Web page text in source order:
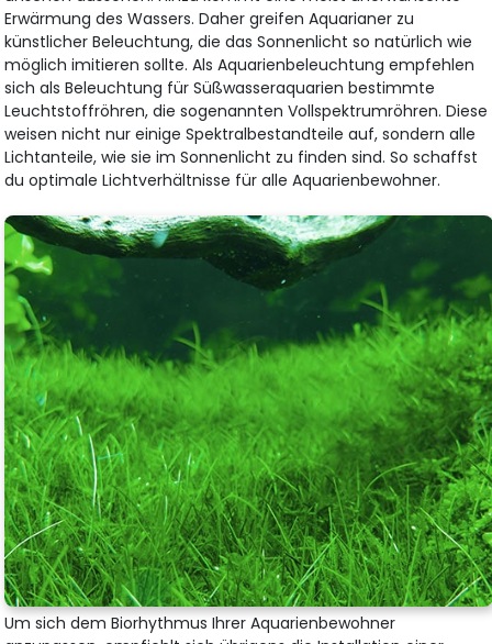
Erwärmung des Wassers. Daher greifen Aquarianer zu
künstlicher Beleuchtung, die das Sonnenlicht so natürlich wie
möglich imitieren sollte. Als Aquarienbeleuchtung empfehlen
sich als Beleuchtung für Süßwasseraquarien bestimmte
Leuchtstoffröhren, die sogenannten Vollspektrumröhren. Diese
weisen nicht nur einige Spektralbestandteile auf, sondern alle
Lichtanteile, wie sie im Sonnenlicht zu finden sind. So schaffst
du optimale Lichtverhältnisse für alle Aquarienbewohner.
Um sich dem Biorhythmus Ihrer Aquarienbewohner